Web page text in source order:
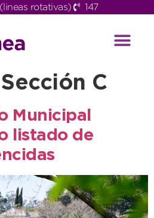
rotativas) 147
Sección C
Municipal
listado de